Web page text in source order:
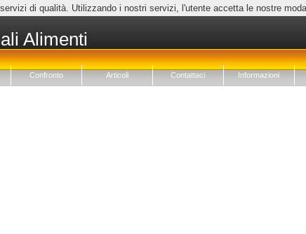
servizi di qualità. Utilizzando i nostri servizi, l'utente accetta le nostre
Alimenti
Confronto Articoli Contattaci Informazioni